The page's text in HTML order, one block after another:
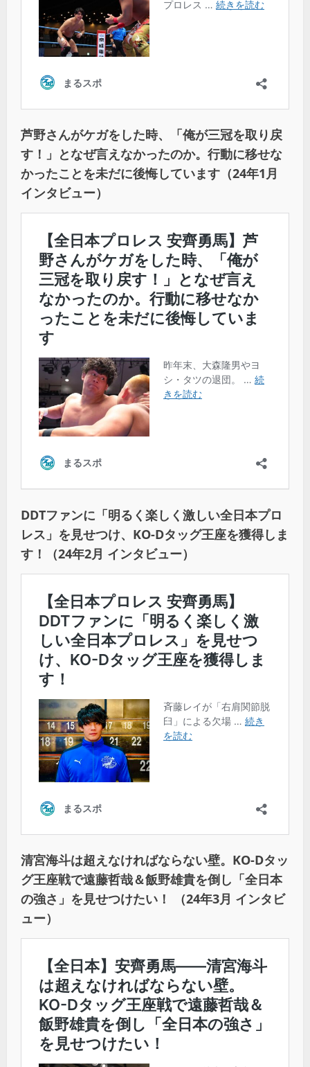
芦野さんがケガをした時、「俺が三冠を取り戻
す！」となぜ言えなかったのか。行動に移せな
かったことを未だに後悔しています（24年1月
インタビュー）
DDTファンに「明るく楽しく激しい全日本プロ
レス」を見せつけ、KO-Dタッグ王座を獲得しま
す！（24年2月 インタビュー）
清宮海斗は超えなければならない壁。KO-Dタッ
グ王座戦で遠藤哲哉＆飯野雄貴を倒し「全日本
の強さ」を見せつけたい！ （24年3月 インタビ
ュー）